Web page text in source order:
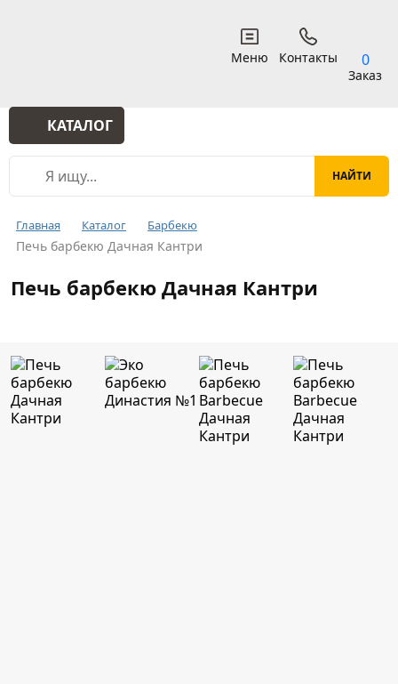
КАТАЛОГ
Меню Контакты 0
Заказ
Главная Каталог Барбекю
Печь барбекю Дачная Кантри
Печь барбекю Дачная Кантри